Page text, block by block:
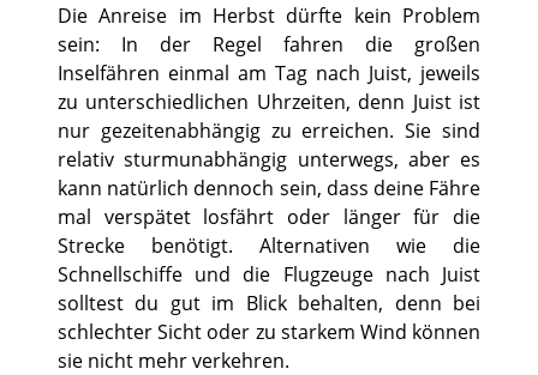
Die Anreise im Herbst dürfte kein Problem
sein: In der Regel fahren die großen
Inselfähren einmal am Tag nach Juist, jeweils
zu unterschiedlichen Uhrzeiten, denn Juist ist
nur gezeitenabhängig zu erreichen. Sie sind
relativ sturmunabhängig unterwegs, aber es
kann natürlich dennoch sein, dass deine Fähre
mal verspätet losfährt oder länger für die
Strecke benötigt. Alternativen wie die
Schnellschiffe und die Flugzeuge nach Juist
solltest du gut im Blick behalten, denn bei
schlechter Sicht oder zu starkem Wind können
sie nicht mehr verkehren.